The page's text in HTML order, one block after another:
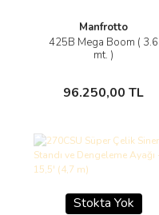
Manfrotto
425B Mega Boom ( 3.6
mt. )
96.250,00 TL
Görüntüle
Stokta Yok
Stokta Yok